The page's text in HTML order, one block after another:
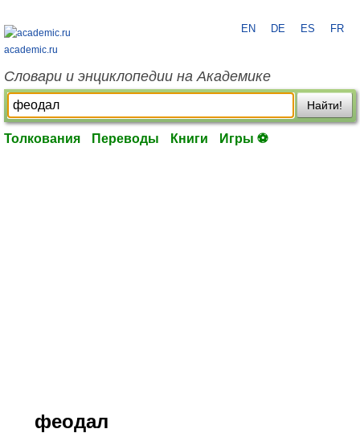
academic.ru
EN DE ES FR
Словари и энциклопедии на Академике
Найти!
Толкования Переводы Книги Игры ⚽
феодал